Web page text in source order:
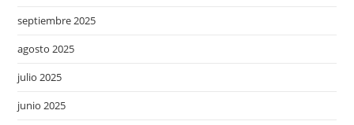
septiembre 2025
agosto 2025
julio 2025
junio 2025